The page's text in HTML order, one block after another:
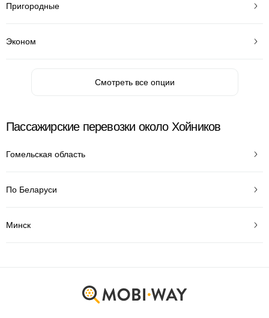
Пригородные
Эконом
Смотреть все опции
Пассажирские перевозки около Хойников
Гомельская область
По Беларуси
Минск